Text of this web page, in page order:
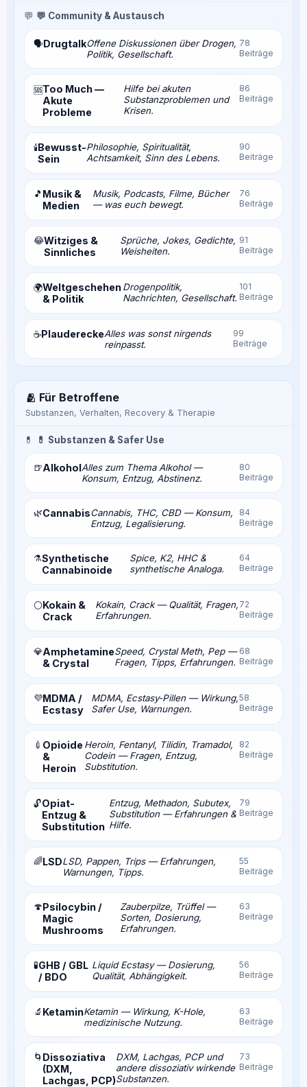
💬 💬 Community & Austausch
🗣️DrugtalkOffene Diskussionen über Drogen,
Politik, Gesellschaft.
78
Beiträge
🆘Too Much —
Akute
Probleme
Hilfe bei akuten
Substanzproblemen und
Krisen.
86
Beiträge
🕯️Bewusst-
Sein
Philosophie, Spiritualität,
Achtsamkeit, Sinn des Lebens.
90
Beiträge
🎵 Musik &
Medien
Musik, Podcasts, Filme, Bücher
— was euch bewegt.
76
Beiträge
😂Witziges &
Sinnliches
Sprüche, Jokes, Gedichte,
Weisheiten.
91
Beiträge
🌍Weltgeschehen
& Politik
Drogenpolitik,
Nachrichten, Gesellschaft.
101
Beiträge
☕PlaudereckeAlles was sonst nirgends
reinpasst.
99
Beiträge
🫂 Für Betroffene
Substanzen, Verhalten, Recovery & Therapie
💊 💊 Substanzen & Safer Use
🍺AlkoholAlles zum Thema Alkohol —
Konsum, Entzug, Abstinenz.
80
Beiträge
🌿CannabisCannabis, THC, CBD — Konsum,
Entzug, Legalisierung.
84
Beiträge
⚗️Synthetische
Cannabinoide
Spice, K2, HHC &
synthetische Analoga.
64
Beiträge
⚪Kokain &
Crack
Kokain, Crack — Qualität, Fragen,
Erfahrungen.
72
Beiträge
💎Amphetamine
& Crystal
Speed, Crystal Meth, Pep —
Fragen, Tipps, Erfahrungen.
68
Beiträge
💜MDMA /
Ecstasy
MDMA, Ecstasy-Pillen — Wirkung,
Safer Use, Warnungen.
58
Beiträge
💉 Opioide
&
Heroin
Heroin, Fentanyl, Tilidin, Tramadol,
Codein — Fragen, Entzug,
Substitution.
82
Beiträge
🔓Opiat-
Entzug &
Substitution
Entzug, Methadon, Subutex,
Substitution — Erfahrungen &
Hilfe.
79
Beiträge
🌈LSDLSD, Pappen, Trips — Erfahrungen,
Warnungen, Tipps.
55
Beiträge
🍄Psilocybin /
Magic
Mushrooms
Zauberpilze, Trüffel —
Sorten, Dosierung,
Erfahrungen.
63
Beiträge
🧪GHB / GBL
/ BDO
Liquid Ecstasy — Dosierung,
Qualität, Abhängigkeit.
56
Beiträge
🔬 KetaminKetamin — Wirkung, K-Hole,
medizinische Nutzung.
63
Beiträge
🌀 Dissoziativa
(DXM,
Lachgas, PCP)
DXM, Lachgas, PCP und
andere dissoziativ wirkende
Substanzen.
73
Beiträge